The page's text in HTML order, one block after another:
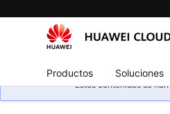
Productos Soluciones
Estos contenidos se